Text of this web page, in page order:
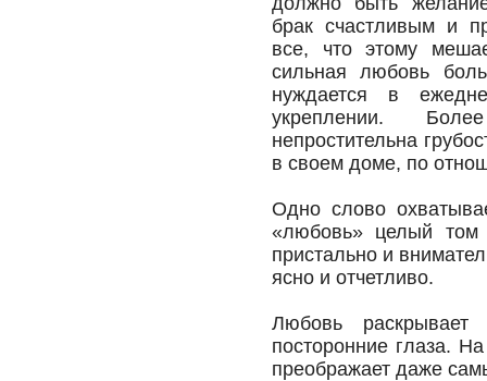
брак счастливым и
все, что этому
сильная любовь
нуждается в
укреплении.
непростительна
в своем доме, по
Одно слово
«любовь» целый
пристально и
ясно и отчетливо.
Любовь
посторонние глаза.
преображает даже